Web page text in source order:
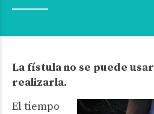
La fístula no se puede usar
realizarla.
El tiempo